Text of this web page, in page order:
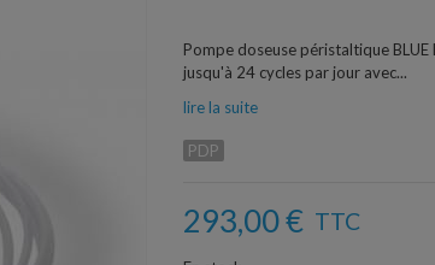
Pompe doseuse péristaltique
jusqu'à 24 cycles par jour avec...
lire la suite
PDP
293,00 € TTC